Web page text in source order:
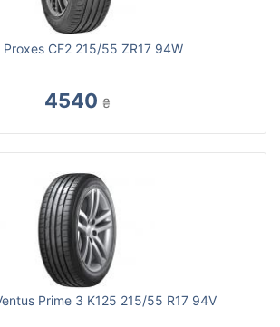
Proxes CF2 215/55 ZR17 94W
4540 ₴
Prime 3 K125 215/55 R17 94V